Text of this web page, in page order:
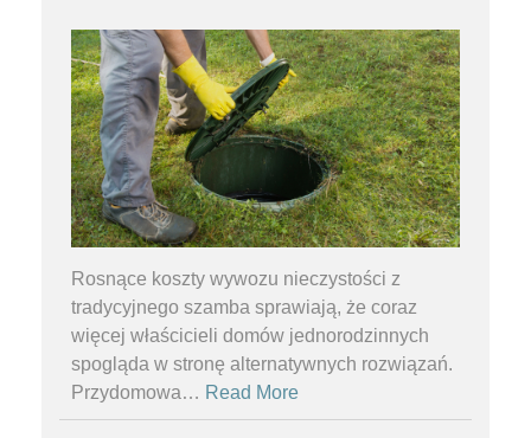
Rosnące koszty wywozu nieczystości z
tradycyjnego szamba sprawiają, że coraz
więcej właścicieli domów jednorodzinnych
spogląda w stronę alternatywnych rozwiązań.
Przydomowa… Read More